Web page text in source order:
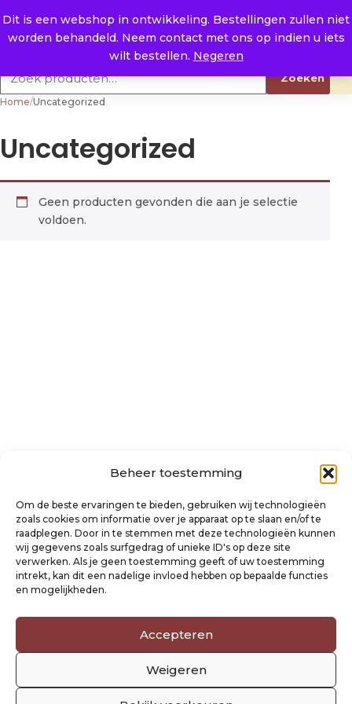
Beheer toestemming
Om de beste ervaringen te bieden, gebruiken wij technologieën
zoals cookies om informatie over je apparaat op te slaan en/of te
raadplegen. Door in te stemmen met deze technologieën kunnen
wij gegevens zoals surfgedrag of unieke ID's op deze site
verwerken. Als je geen toestemming geeft of uw toestemming
intrekt, kan dit een nadelige invloed hebben op bepaalde functies
en mogelijkheden.
Accepteren
Weigeren
Dit is een webshop in ontwikkeling. Bestellingen zullen niet
worden behandeld. Neem contact met ons op indien u iets
wilt bestellen. Negeren
E. info@raysland.nl
Productcategorieën
Zoeken
Home/Uncategorized
Uncategorized
Geen producten gevonden die aan je selectie
voldoen.
Algemene voorwaarden
Disclaimer
Privacyverklaring Raysland
Cookiebeleid
Mijn account
Klantenservice
Verzending- en retourbeleid